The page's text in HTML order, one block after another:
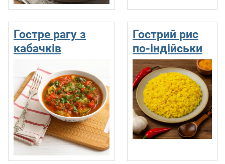
Гостре рагу з
кабачків
Гострий рис
по-індійськи